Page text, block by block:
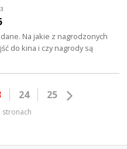
Na jakie z nagrodzonych
do kina i czy nagrody są
24 25
stronach